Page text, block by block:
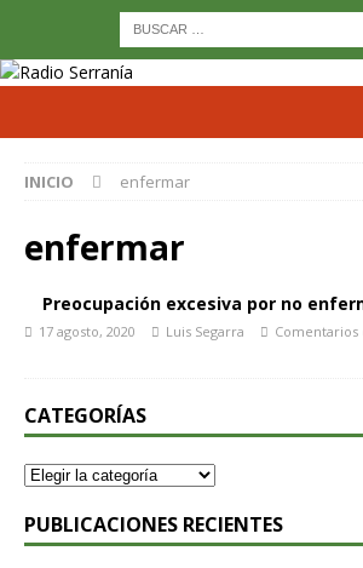
INICIO enfermar
enfermar
Preocupación excesiva por no
17 agosto, 2020 Luis Segarra Comentarios
CATEGORÍAS
PUBLICACIONES RECIENTES